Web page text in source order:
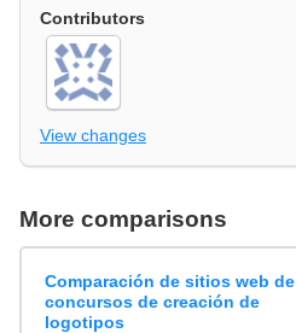
Contributors
View changes
More comparisons
Comparación de sitios web de
concursos de creación de
logotipos